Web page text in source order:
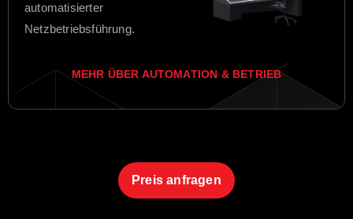
automatisierter
Netzbetriebsführung.
MEHR ÜBER AUTOMATION & BETRIEB
Preis anfragen